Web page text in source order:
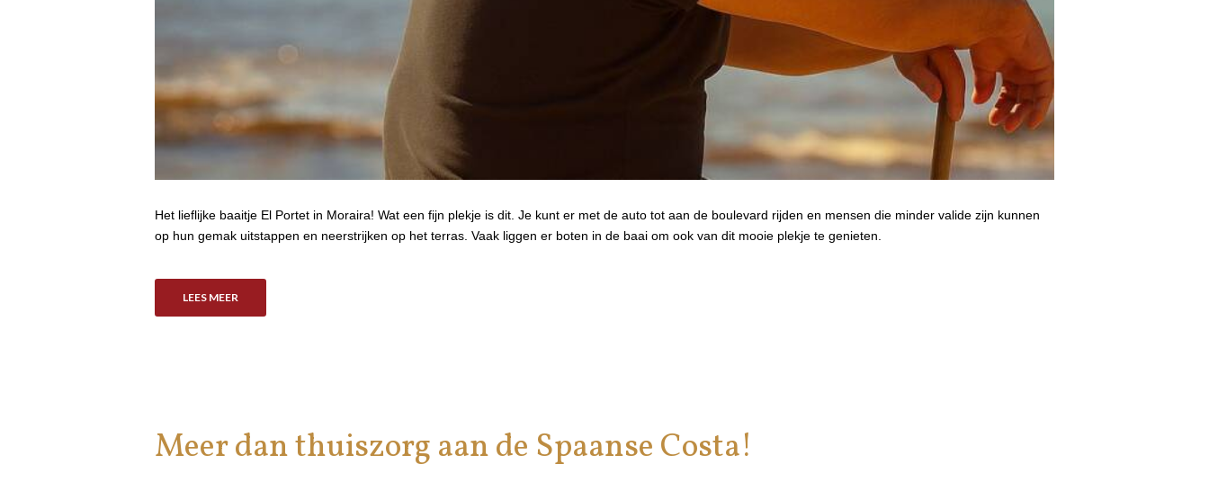
Het lieflijke baaitje El Portet in Moraira! Wat een fijn plekje is dit. Je kunt er met de auto tot aan de boulevard rijden en mensen die minder valide zijn kunnen
op hun gemak uitstappen en neerstrijken op het terras. Vaak liggen er boten in de baai om ook van dit mooie plekje te genieten.
LEES MEER
Meer dan thuiszorg aan de Spaanse Costa!